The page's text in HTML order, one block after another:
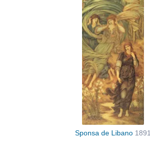
Sponsa de Libano 1891